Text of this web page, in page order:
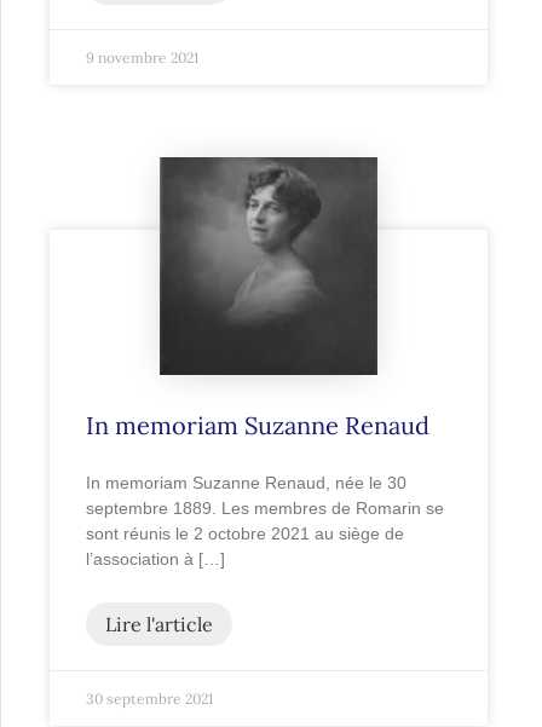
9 novembre 2021
In memoriam Suzanne Renaud
In memoriam Suzanne Renaud, née le 30
septembre 1889. Les membres de Romarin se
sont réunis le 2 octobre 2021 au siège de
l’association à […]
Lire l'article
30 septembre 2021